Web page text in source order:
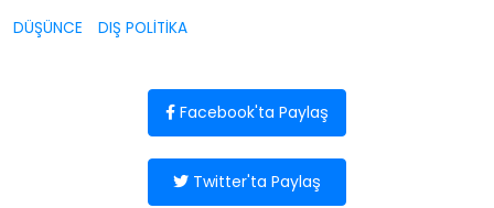
DÜŞÜNCE DIŞ POLİTİKA
Facebook'ta Paylaş
Twitter'ta Paylaş